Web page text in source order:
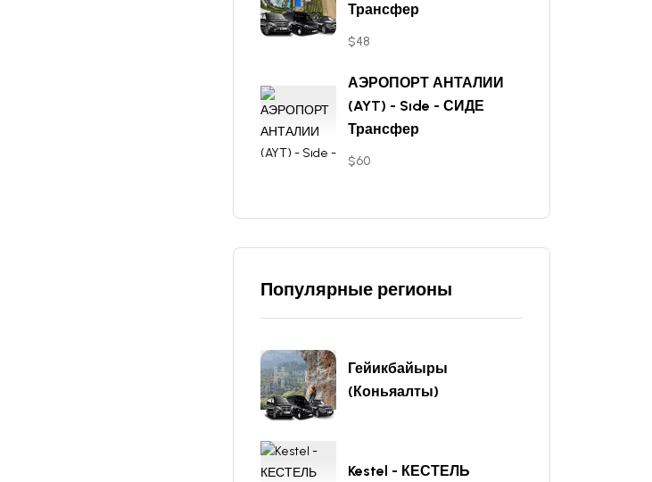
Трансфер
$48
АЭРОПОРТ АНТАЛИИ
(AYT) - Sıde - СИДЕ
Трансфер
$60
Популярные регионы
Гейикбайыры
(Коньяалты)
Kestel - КЕСТЕЛЬ